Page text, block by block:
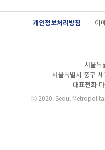
g
l
e
l
개인정보처리방침 이
서울특
서울특별시 중구
대표전화
ⓒ2020. Seoul